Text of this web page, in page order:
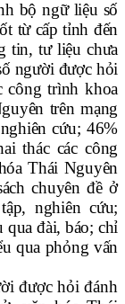
bộ ngữ liệu số
từ cấp tỉnh đến
tin, tư liệu chưa
người được hỏi
công trình khoa
trên mạng
cứu; 46%
thác các công
Thái Nguyên
chuyên đề ở
nghiên cứu;
đài, báo; chỉ
qua phỏng vấn
được hỏi đánh